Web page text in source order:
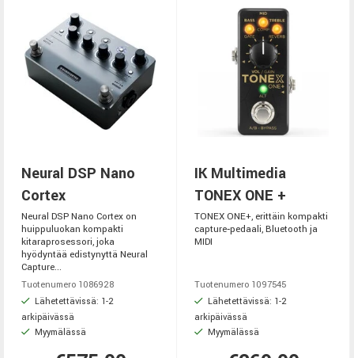
Neural DSP Nano
Cortex
Neural DSP Nano Cortex on
huippuluokan kompakti
kitaraprosessori, joka
hyödyntää edistynyttä Neural
Capture...
Tuotenumero 1086928
Lähetettävissä: 1-2
arkipäivässä
Myymälässä
IK Multimedia
TONEX ONE +
TONEX ONE+, erittäin kompakti
capture‑pedaali, Bluetooth ja
MIDI
Tuotenumero 1097545
Lähetettävissä: 1-2
arkipäivässä
Myymälässä